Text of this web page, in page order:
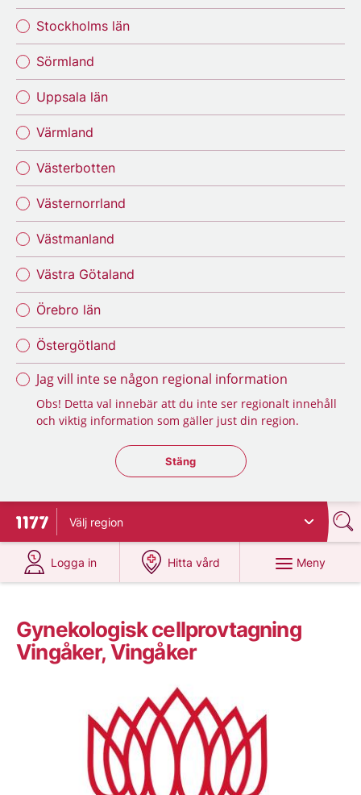
Stockholms län
Sörmland
Uppsala län
Värmland
Västerbotten
Västernorrland
Västmanland
Västra Götaland
Örebro län
Östergötland
Jag vill inte se någon regional information
Obs! Detta val innebär att du inte ser regionalt innehåll
och viktig information som gäller just din region.
Stäng regionsväljaren
Stäng
Till startsidan för 1177
Välj region
Logga in
på 1177.se
Hitta vård
på 1177.se
Meny
Gynekologisk cellprovtagning
Vingåker, Vingåker